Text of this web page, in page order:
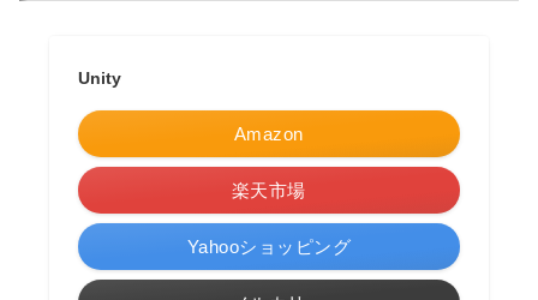
Unity
Amazon
楽天市場
Yahooショッピング